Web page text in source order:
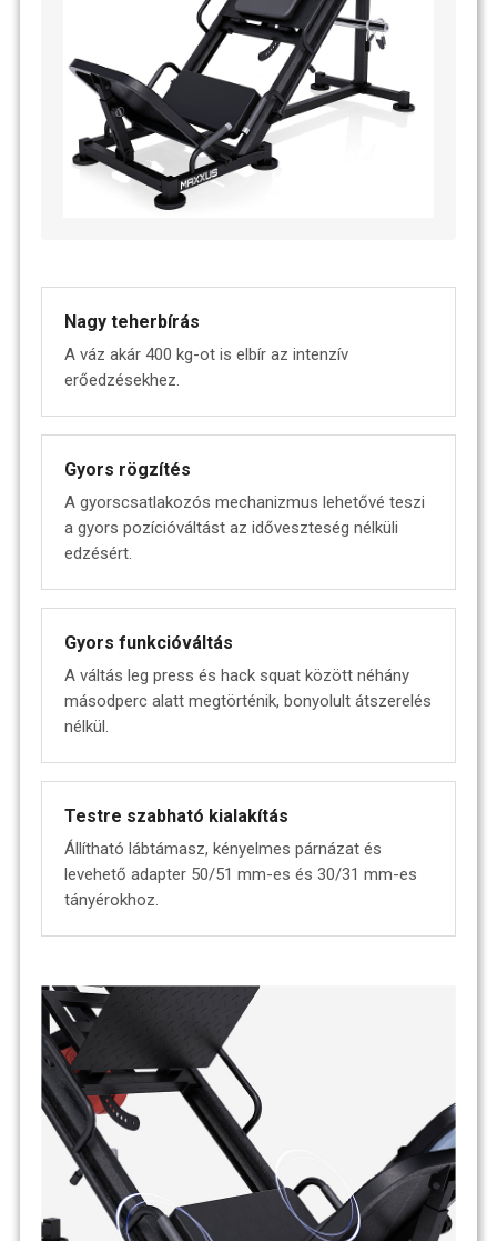
Nagy teherbírás
A váz akár 400 kg-ot is elbír az intenzív
erőedzésekhez.
Gyors rögzítés
A gyorscsatlakozós mechanizmus lehetővé teszi
a gyors pozícióváltást az időveszteség nélküli
edzésért.
Gyors funkcióváltás
A váltás leg press és hack squat között néhány
másodperc alatt megtörténik, bonyolult átszerelés
nélkül.
Testre szabható kialakítás
Állítható lábtámasz, kényelmes párnázat és
levehető adapter 50/51 mm-es és 30/31 mm-es
tányérokhoz.